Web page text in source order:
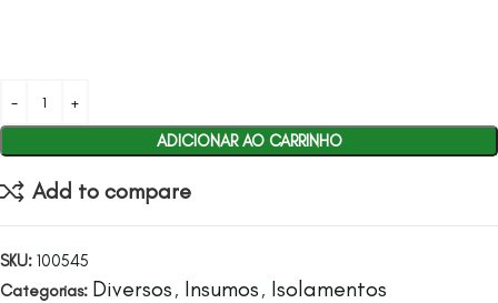
ADICIONAR AO CARRINHO
Add to compare
SKU: 100545
Categorias: Diversos , Insumos , Isolamentos